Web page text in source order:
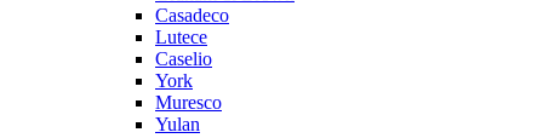
Casadeco
Lutece
Caselio
York
Muresco
Yulan